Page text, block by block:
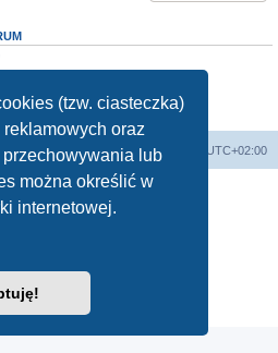
(tzw. ciasteczka)
oraz
lub
można określić w
internetowej.
Strefa czasowa UTC+02:00
Analogowa
dostarcza
osobowych